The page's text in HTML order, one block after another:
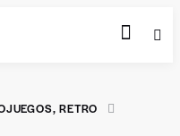
,RETRO